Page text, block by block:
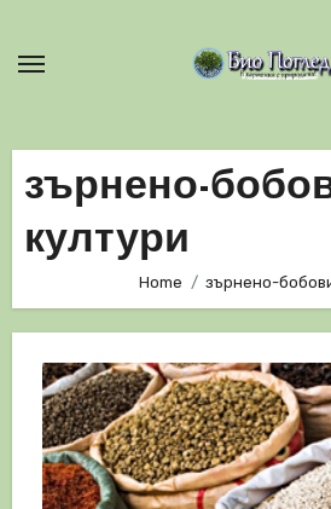
зърнено-
култури
Home зърнено-